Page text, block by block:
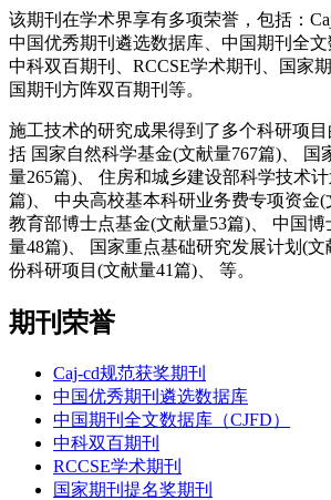
该期刊在学术界享有多项荣誉，包括：
中国优秀期刊遴选数据库、中国期刊全文
中科双百期刊、RCCSE学术期刊、国家
国期刊方阵双百期刊等。
施工技术的研究成果得到了多个科研项
括 国家自然科学基金(文献量767篇)、 国
量265篇)、 住房和城乡建设部科学技术
篇)、 中央高校基本科研业务费专项资金(
教育部博士点基金(文献量53篇)、 中国
量48篇)、 国家重点基础研究发展计划(文
份科研项目(文献量41篇)、 等。
期刊荣誉
Caj-cd规范获奖期刊
中国优秀期刊遴选数据库
中国期刊全文数据库（CJFD）
中科双百期刊
RCCSE学术期刊
国家期刊提名奖期刊